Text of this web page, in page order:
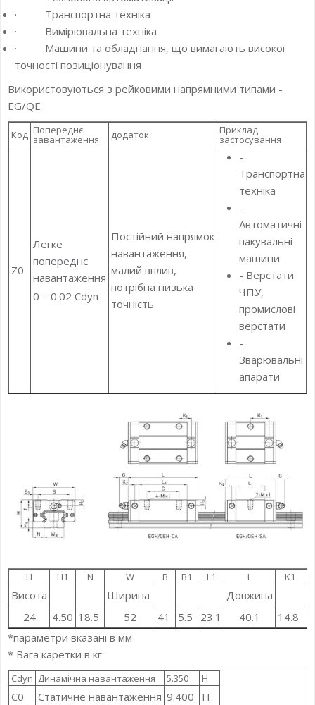
· Транспортна техніка
· Вимірювальна техніка
· Машини та обладнання, що вимагають високої
точності позиціонування
Використовуються з рейковими напрямними типами -
EG/QE
Код Попереднє
завантаження додаток Приклад
застосування
Z0
Легке
попереднє
навантаження
0 – 0.02 Cdyn
Постійний напрямок
навантаження,
малий вплив,
потрібна низька
точність
-
Транспортна
техніка
-
Автоматичні
пакувальні
машини
- Верстати
ЧПУ,
промислові
верстати
-
Зварювальні
апарати
H H1 N W B B1 L1 L K1
Висота Ширина
Довжина
24
4.50 18.5 52 41 5.5 23.1 40.1 14.8
*параметри вказані в мм
* Вага каретки в кг
Cdyn Динамічна навантаження 5.350 Н
C0 Статичне навантаження 9.400
Н